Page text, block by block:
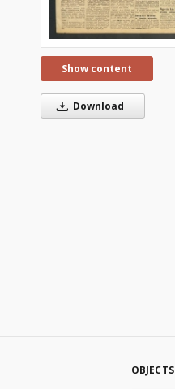
Show content
Download
OBJECTS